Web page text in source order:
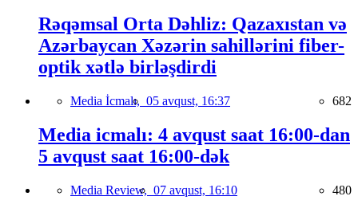
Rəqəmsal Orta Dəhliz: Qazaxıstan və
Azərbaycan Xəzərin sahillərini fiber-
optik xətlə birləşdirdi
Media İcmalı, 05 avqust, 16:37 682
Media icmalı: 4 avqust saat 16:00-dan
5 avqust saat 16:00-dək
Media Review, 07 avqust, 16:10 480